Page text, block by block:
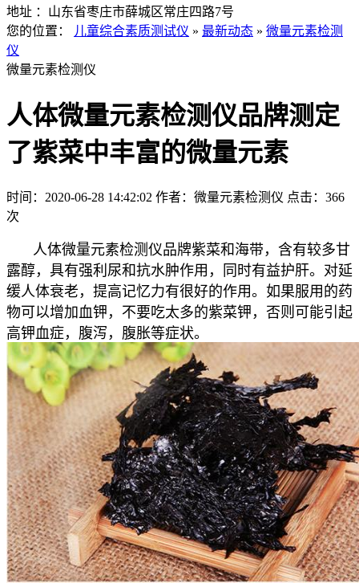
地址 ：山东省枣庄市薛城区常庄四路7号
您的位置：
儿童综合素质测试仪 » 最新动态 » 微量元素检测
仪
微量元素检测仪
人体微量元素检测仪品牌测定
了紫菜中丰富的微量元素
时间：2020-06-28 14:42:02 作者：微量元素检测仪 点击： 366
次
人体微量元素检测仪品牌紫菜和海带，含有较多甘
露醇，具有强利尿和抗水肿作用，同时有益护肝。 对延
缓人体衰老，提高记忆力有很好的作用。 如果服用的药
物可以增加血钾，不要吃太多的紫菜钾，否则可能引起
高钾血症，腹泻，腹胀等症状。